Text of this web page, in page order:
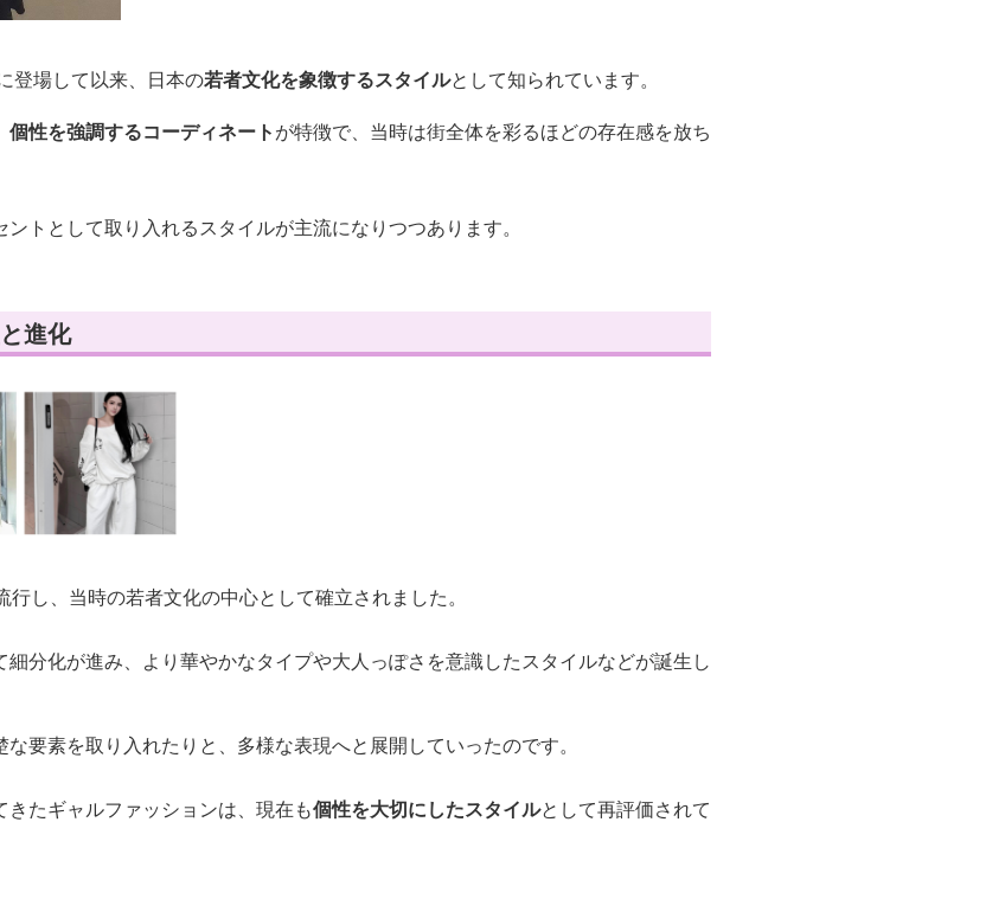
登場して以来、日本の若者文化を象徴するスタイルとして知られています。
個性を強調するコーディネートが特徴で、当時は街全体を彩るほどの存在感を放ち
トとして取り入れるスタイルが主流になりつつあります。
進化
し、当時の若者文化の中心として確立されました。
分化が進み、より華やかなタイプや大人っぽさを意識したスタイルなどが誕生し
要素を取り入れたりと、多様な表現へと展開していったのです。
たギャルファッションは、現在も個性を大切にしたスタイルとして再評価されて